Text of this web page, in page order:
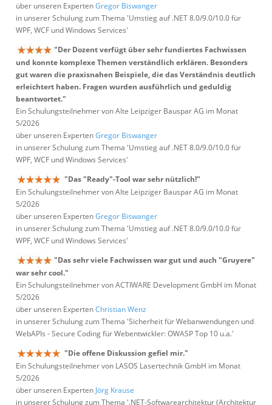
über unseren ExpertenGregor Biswanger
in unserer Schulung zum Thema 'Umstieg auf .NET 8.0/9.0/10.0 für
WPF, WCF und Windows Services'
"Der Dozent verfügt über sehr fundiertes Fachwissen
und konnte komplexe Themen verständlich erklären. Besonders
gut waren die praxisnahen Beispiele, die das Verständnis deutlich
erleichtert haben. Fragen wurden ausführlich und geduldig
beantwortet."
Ein Schulungsteilnehmer von Alte Leipziger Bauspar AG im Monat
5/2026
über unseren ExpertenGregor Biswanger
in unserer Schulung zum Thema 'Umstieg auf .NET 8.0/9.0/10.0 für
WPF, WCF und Windows Services'
"Das "Ready"-Tool war sehr nützlich!"
Ein Schulungsteilnehmer von Alte Leipziger Bauspar AG im Monat
5/2026
über unseren ExpertenGregor Biswanger
in unserer Schulung zum Thema 'Umstieg auf .NET 8.0/9.0/10.0 für
WPF, WCF und Windows Services'
"Das sehr viele Fachwissen war gut und auch "Gruyere"
war sehr cool."
Ein Schulungsteilnehmer von ACTIWARE Development GmbH im Monat
5/2026
über unseren ExpertenChristian Wenz
in unserer Schulung zum Thema 'Sicherheit für Webanwendungen und
WebAPIs - Secure Coding für Webentwickler: OWASP Top 10 u.a.'
"Die offene Diskussion gefiel mir."
Ein Schulungsteilnehmer von LASOS Lasertechnik GmbH im Monat
5/2026
über unseren Experten Jörg Krause
in unserer Schulung zum Thema '.NET-Softwarearchitektur (Architektur